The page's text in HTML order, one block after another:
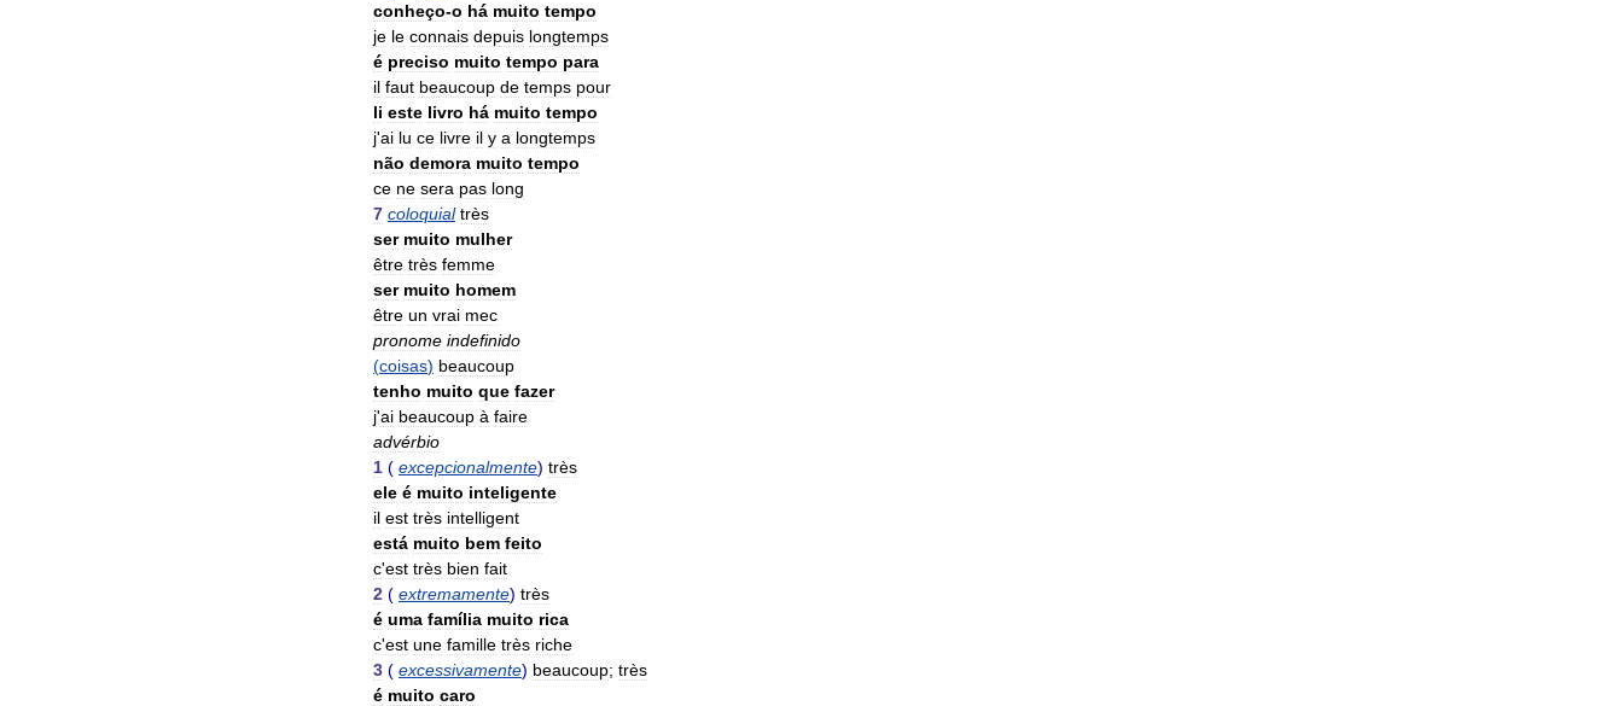
conheço-o há muito tempo
je le connais depuis longtemps
é preciso muito tempo para
il faut beaucoup de temps pour
li este livro há muito tempo
j'ai lu ce livre il y a longtemps
não demora muito tempo
ce ne sera pas long
7 coloquial très
ser muito mulher
être très femme
ser muito homem
être un vrai mec
pronome indefinido
(coisas) beaucoup
tenho muito que fazer
j'ai beaucoup à faire
advérbio
1 ( excepcionalmente) très
ele é muito inteligente
il est très intelligent
está muito bem feito
c'est très bien fait
2 ( extremamente) très
é uma família muito rica
c'est une famille très riche
3 ( excessivamente) beaucoup; très
é muito caro